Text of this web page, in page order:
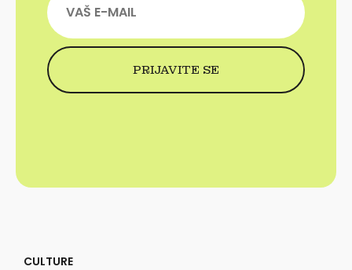
CULTURE